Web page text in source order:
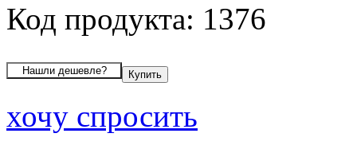
Код продукта: 1376
хочу спросить